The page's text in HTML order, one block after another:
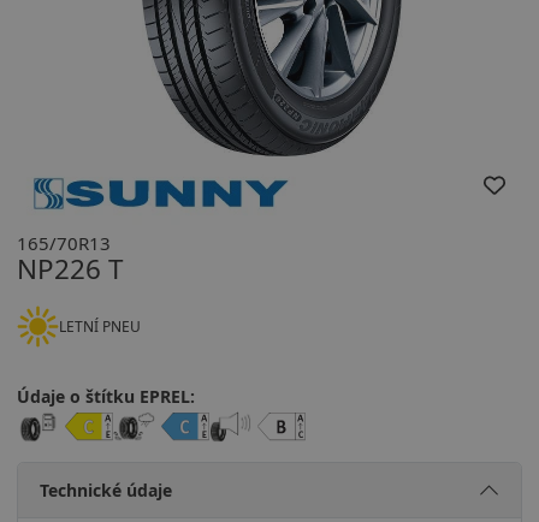
NP226 T
165/70R13
LETNÍ PNEU
Údaje o štítku EPREL:
Technické údaje